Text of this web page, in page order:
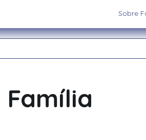
Sobre
Papéis e a Construção de Mundos
acontece até 20 de abril na